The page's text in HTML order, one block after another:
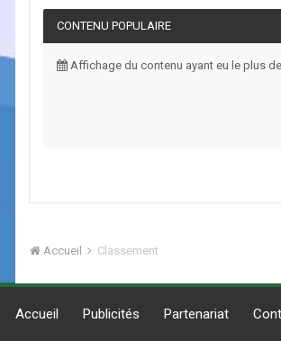
CONTENU POPULAIRE
Affichage du contenu ayant eu le plus
Accueil Classement
Accueil Publicités Partenariat